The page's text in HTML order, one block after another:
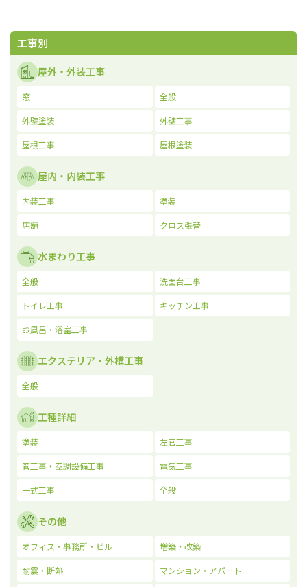
工事別
屋外・外装工事
窓 全般
外壁塗装 外壁工事
屋根工事 屋根塗装
屋内・内装工事
内装工事 塗装
店舗 クロス張替
水まわり工事
全般 洗面台工事
トイレ工事 キッチン工事
お風呂・浴室工事
エクステリア・外構工事
全般
工種詳細
塗装 左官工事
管工事・空調設備工事 電気工事
一式工事 全般
その他
オフィス・事務所・ビル 増築・改築
耐震・断熱 マンション・アパート